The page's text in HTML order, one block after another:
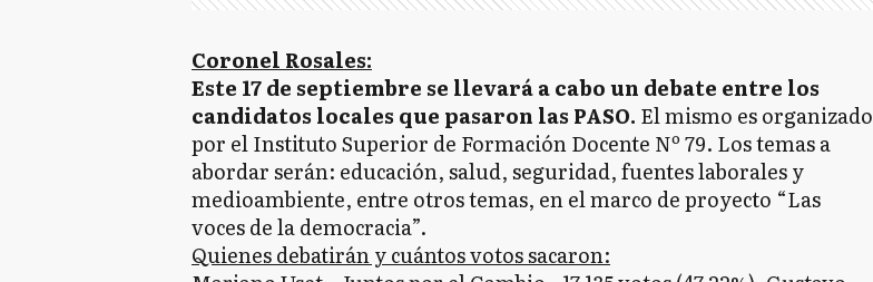
Coronel Rosales:
Este 17 de septiembre se llevará a cabo un debate entre los
candidatos locales que pasaron las PASO. El mismo es organizado
por el Instituto Superior de Formación Docente Nº 79. Los temas a
abordar serán: educación, salud, seguridad, fuentes laborales y
medioambiente, entre otros temas, en el marco de proyecto “Las
voces de la democracia”.
Quienes debatirán y cuántos votos sacaron: